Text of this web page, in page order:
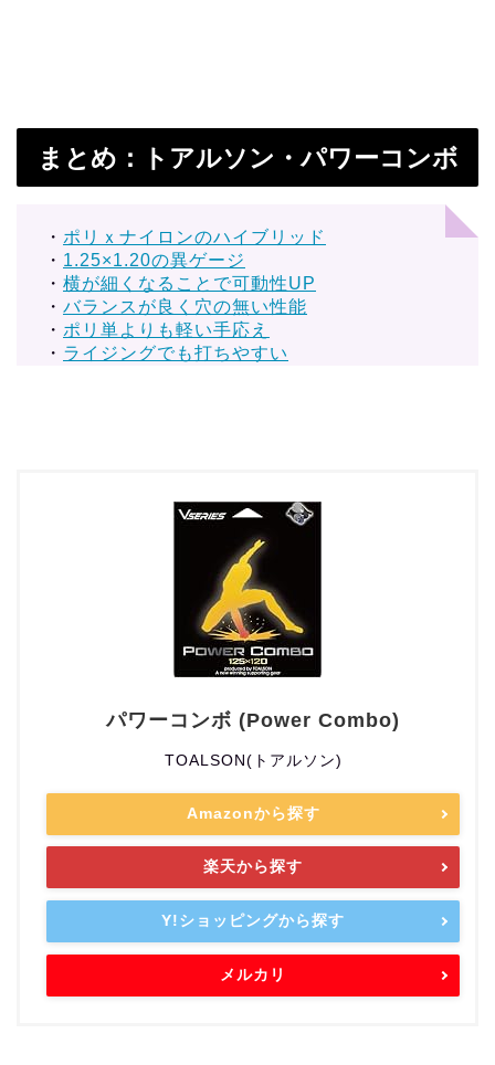
まとめ：トアルソン・パワーコンボ
・ ポリｘナイロンのハイブリッド
・ 1.25×1.20の異ゲージ
・ 横が細くなることで可動性UP
・ バランスが良く穴の無い性能
・ ポリ単よりも軽い手応え
・ ライジングでも打ちやすい
パワーコンボ (Power Combo)
TOALSON(トアルソン)
Amazonから探す
楽天から探す
Y!ショッピングから探す
メルカリ